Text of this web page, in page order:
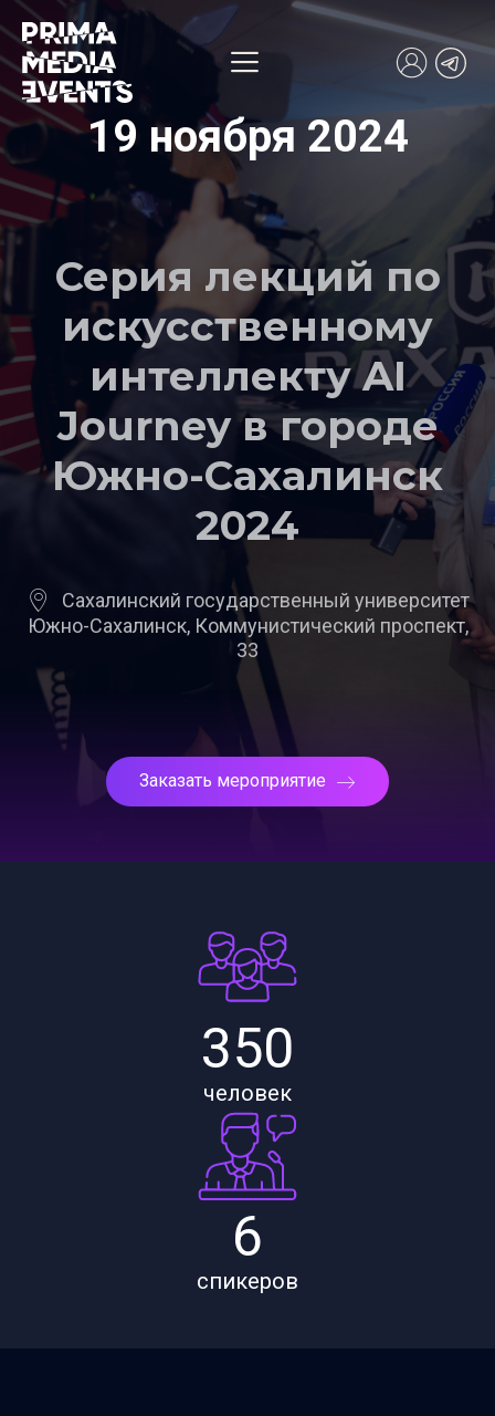
19 ноября 2024
Серия лекций по
искусственному
интеллекту AI
Journey в городе
Южно-Сахалинск
2024
Сахалинский государственный университет
Южно-Сахалинск, Коммунистический проспект,
33
Заказать мероприятие
350
человек
6
спикеров